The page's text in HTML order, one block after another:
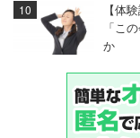
【体
「こ
か